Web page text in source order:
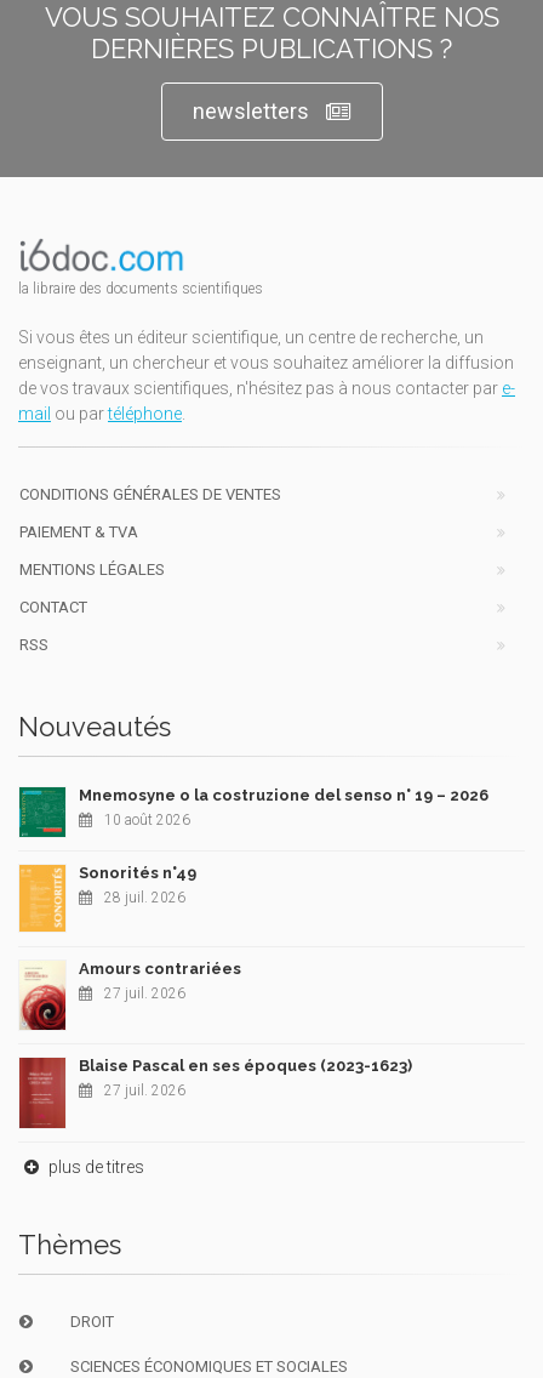
VOUS SOUHAITEZ CONNAÎTRE NOS
DERNIÈRES PUBLICATIONS ?
newsletters
la libraire des documents scientifiques
Si vous êtes un éditeur scientifique, un centre de recherche, un
enseignant, un chercheur et vous souhaitez améliorer la diffusion
de vos travaux scientifiques, n'hésitez pas à nous contacter par e-
mail ou partéléphone
CONDITIONS GÉNÉRALES DE VENTES
PAIEMENT & TVA
MENTIONS LÉGALES
CONTACT
RSS
Nouveautés
Mnemosyne o la costruzione del senso n° 19 – 2026
10 août 2026
Sonorités n°49
28 juil. 2026
Amours contrariées
27 juil. 2026
Blaise Pascal en ses époques (2023-1623)
27 juil. 2026
plus de titres
Thèmes
DROIT
SCIENCES ÉCONOMIQUES ET SOCIALES